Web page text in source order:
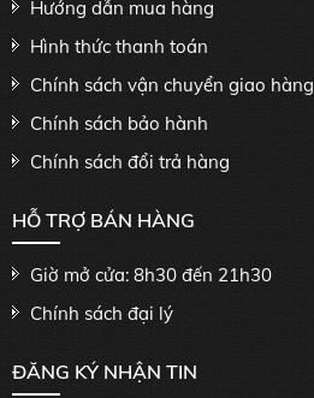
Hướng dẫn mua hàng
Hình thức thanh toán
Chính sách vận chuyển giao hàng
Chính sách bảo hành
Chính sách đổi trả hàng
HỖ TRỢ BÁN HÀNG
Giờ mở cửa: 8h30 đến 21h30
Chính sách đại lý
ĐĂNG KÝ NHẬN TIN